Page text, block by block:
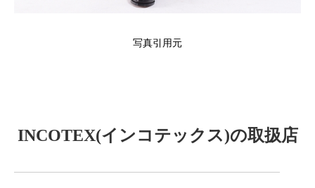
写真引用元
INCOTEX(インコテックス)の取扱店